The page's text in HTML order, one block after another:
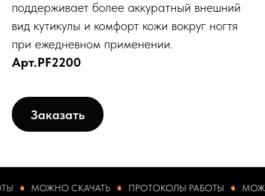
поддерживает более аккуратный внешний
вид кутикулы и комфорт кожи вокруг ногтя
при ежедневном применении.
Арт.PF2200
Заказать
МОЖНО СКАЧАТЬ ПРОТОКОЛЫ РАБОТЫ МОЖНО